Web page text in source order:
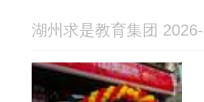
湖州求是教育集团